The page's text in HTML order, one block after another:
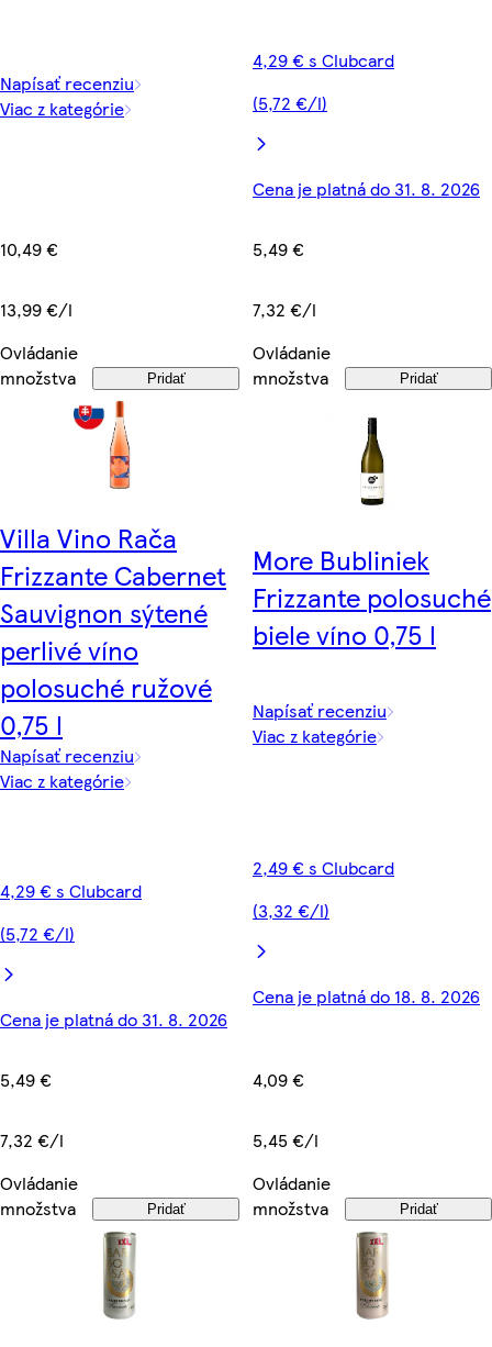
Napísať recenziu
Viac z kategórie
10,49 €
13,99 €/l
Ovládanie
množstva
Pridať
4,29 € s Clubcard
(5,72 €/l)
Cena je platná do 31. 8. 2026
5,49 €
7,32 €/l
Ovládanie
množstva
Pridať
Villa Vino Rača
Frizzante Cabernet
Sauvignon sýtené
perlivé víno
polosuché ružové
0,75 l
Napísať recenziu
Viac z kategórie
4,29 € s Clubcard
(5,72 €/l)
Cena je platná do 31. 8. 2026
5,49 €
7,32 €/l
Ovládanie
množstva
Pridať
More Bubliniek
Frizzante polosuché
biele víno 0,75 l
Napísať recenziu
Viac z kategórie
2,49 € s Clubcard
(3,32 €/l)
Cena je platná do 18. 8. 2026
4,09 €
5,45 €/l
Ovládanie
množstva
Pridať